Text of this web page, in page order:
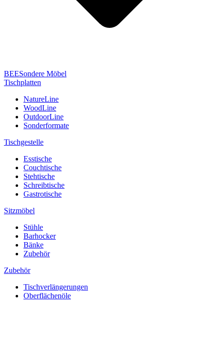
BEESondere Möbel
Tischplatten
NatureLine
WoodLine
OutdoorLine
Sonderformate
Tischgestelle
Esstische
Couchtische
Stehtische
Schreibtische
Gastrotische
Sitzmöbel
Stühle
Barhocker
Bänke
Zubehör
Zubehör
Tischverlängerungen
Oberflächenöle